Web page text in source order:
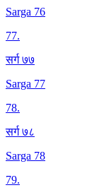
Sarga 76
77.
सर्ग ७७
Sarga 77
78.
सर्ग ७८
Sarga 78
79.